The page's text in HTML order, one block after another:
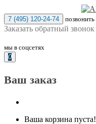
7 (495) 120-24-74 позвонить
Заказать обратный звонок
мы в соцсетях
0
Ваш заказ
Ваша корзина пуста!